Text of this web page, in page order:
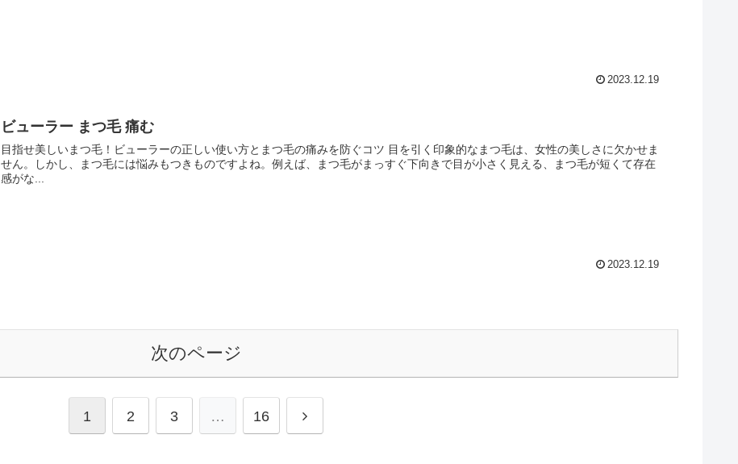
2023.12.19
ビューラー まつ毛 痛む
目指せ美しいまつ毛！ビューラーの正しい使い方とまつ毛の痛みを防ぐコツ 目を引く印象的なまつ毛は、女性の美しさに欠かせま
せん。しかし、まつ毛には悩みもつきものですよね。例えば、まつ毛がまっすぐ下向きで目が小さく見える、まつ毛が短くて存在
感がな...
2023.12.19
次のページ
1 2 3 … 16 次